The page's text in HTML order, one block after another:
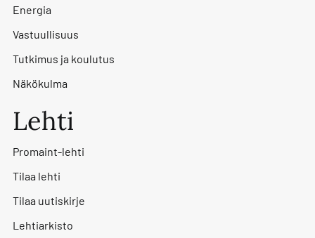
Energia
Vastuullisuus
Tutkimus ja koulutus
Näkökulma
Lehti
Promaint-lehti
Tilaa lehti
Tilaa uutiskirje
Lehtiarkisto